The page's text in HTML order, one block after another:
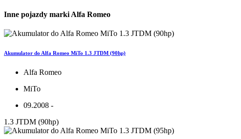
Inne pojazdy marki Alfa Romeo
Akumulator do Alfa Romeo MiTo 1.3 JTDM (90hp)
Alfa Romeo
MiTo
09.2008 -
1.3 JTDM (90hp)